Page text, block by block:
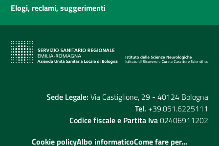
Elogi, reclami, suggerimenti
Sede Legale: Via Castiglione, 29 - 40124 Bologna
Tel. +39.051.6225111
Codice fiscale e Partita Iva02406911202
Cookie policyAlbo informaticoCome fare per...